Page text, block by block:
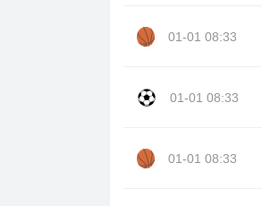
01-01 08:33
01-01 08:33
01-01 08:33